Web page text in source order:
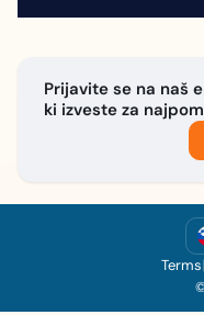
Prijavite se na naš
ki izveste za
Terms|